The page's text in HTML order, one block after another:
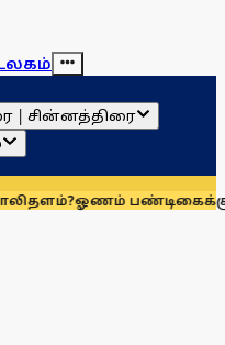
| சின்னத்திரை
பண்டிகைக்கு 112